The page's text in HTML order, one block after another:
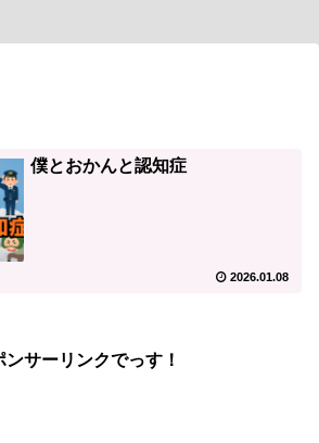
僕とおかんと認知症
2026.01.08
ンサーリンクでっす！